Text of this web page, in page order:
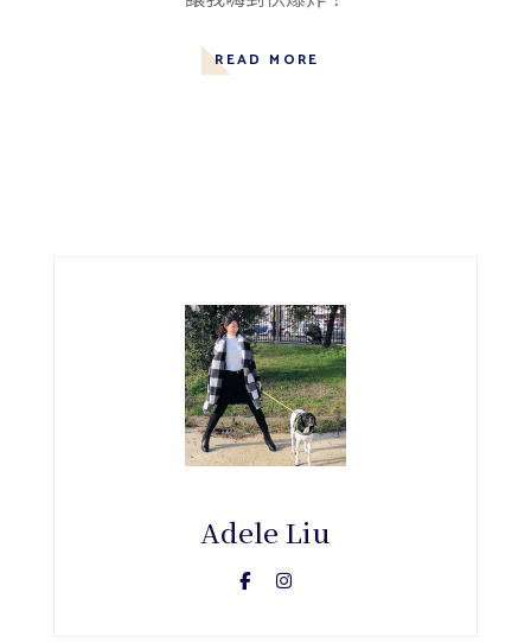
READ MORE
Adele Liu